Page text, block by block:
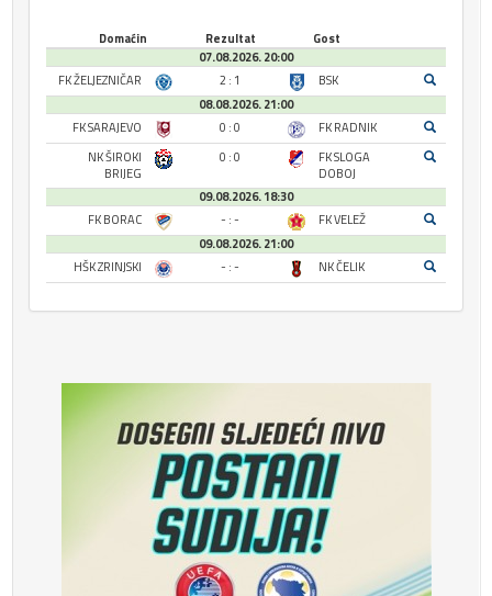
Domaćin Rezultat
Gost
07.08.2026. 20:00
FK ŽELJEZNIČAR
2 : 1
BSK
08.08.2026. 21:00
FK SARAJEVO
0 : 0
FK RADNIK
NK ŠIROKI
BRIJEG
0 : 0
FK SLOGA
DOBOJ
09.08.2026. 18:30
FK BORAC
- : -
FK VELEŽ
09.08.2026. 21:00
HŠK ZRINJSKI
- : - NK ČELIK